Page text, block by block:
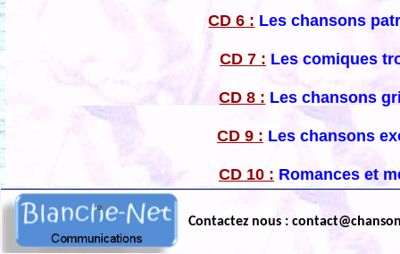
CD 6 : Les chansons
CD 7 : Les comiques
CD 8 : Les chansons
CD 9 : Les chansons
CD 10 : Romances et
Contactez nous :